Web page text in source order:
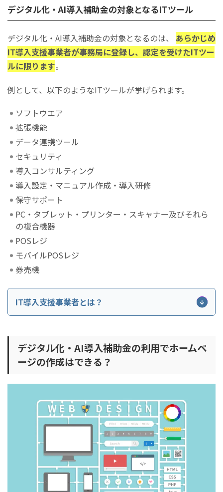
デジタル化・AI導入補助金の対象となるITツール
デジタル化・AI導入補助金の対象となるのは、 あらかじめ
IT導入支援事業者が事務局に登録し、認定を受けたITツー
ルに限ります。
例として、以下のようなITツールが挙げられます。
ソフトウエア
拡張機能
データ連携ツール
セキュリティ
導入コンサルティング
導入設定・マニュアル作成・導入研修
保守サポート
PC・タブレット・プリンター・スキャナー及びそれら
の複合機器
POSレジ
モバイルPOSレジ
券売機
IT導入支援事業者とは？
実施する、補助事業を実施するうえでの共同事業
者(＝パートナー)のことです。
デジタル化・AI導入補助金の利用でホームペ
ージの作成はできる？